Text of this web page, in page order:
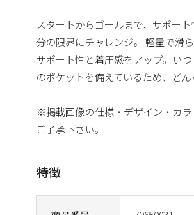
スタートからゴールまで、サポー
分の限界にチャレンジ。 軽量で滑
サポート性と着圧感をアップ。い
のポケットを備えているため、ど
※掲載画像の仕様・デザイン・カ
ご了承下さい。
特徴